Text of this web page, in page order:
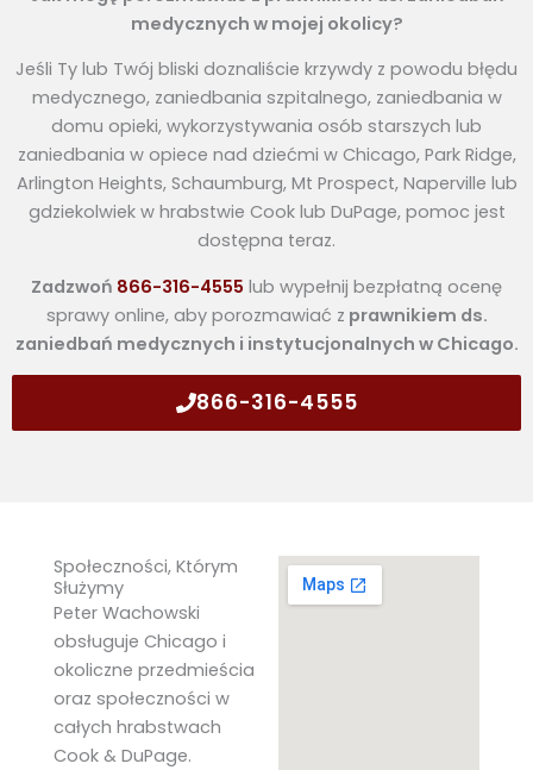
medycznych w mojej okolicy?
Jeśli Ty lub Twój bliski doznaliście krzywdy z powodu błędu
medycznego, zaniedbania szpitalnego, zaniedbania w
domu opieki, wykorzystywania osób starszych lub
zaniedbania w opiece nad dziećmi w Chicago, Park Ridge,
Arlington Heights, Schaumburg, Mt Prospect, Naperville lub
gdziekolwiek w hrabstwie Cook lub DuPage, pomoc jest
dostępna teraz.
Zadzwoń 866-316-4555 lub wypełnij bezpłatną ocenę
sprawy online, aby porozmawiać z prawnikiem ds.
zaniedbań medycznych i instytucjonalnych w Chicago.
866-316-4555
Społeczności, Którym
Służymy
Peter Wachowski
obsługuje Chicago i
okoliczne przedmieścia
oraz społeczności w
całych hrabstwach
Cook & DuPage.